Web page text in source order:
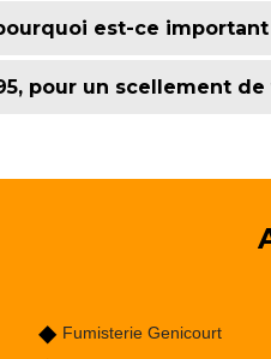
est-ce important
pour un scellement
Fumisterie Genicourt